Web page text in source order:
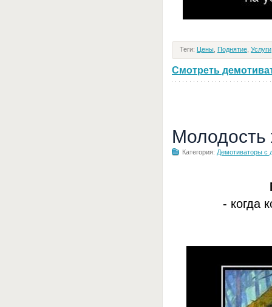
Теги: Цены Поднятие Услуги
Смотреть
Молодость
Категория: Демотиваторы с
- когда